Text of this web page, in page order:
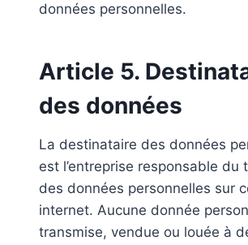
données personnelles.
Article 5.
des données
La destinataire des données
est l’entreprise responsable du
des données personnelles sur
internet. Aucune donnée
transmise, vendue ou louée à